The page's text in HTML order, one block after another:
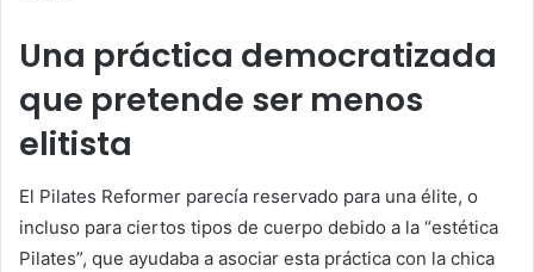
Una práctica democratizada
que pretende ser menos
elitista
El Pilates Reformer parecía reservado para una élite, o
incluso para ciertos tipos de cuerpo debido a la “estética
Pilates”, que ayudaba a asociar esta práctica con la chica